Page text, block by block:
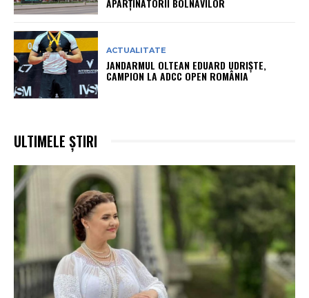
APARȚINĂTORII BOLNAVILOR
ACTUALITATE
JANDARMUL OLTEAN EDUARD UDRIȘTE,
CAMPION LA ADCC OPEN ROMÂNIA
ULTIMELE ȘTIRI